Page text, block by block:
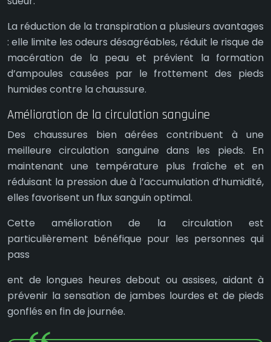
La réduction de la transpiration a plusieurs avantages
: elle limite les odeurs désagréables, réduit le risque de
macération de la peau et prévient la formation
d’ampoules causées par le frottement des pieds
humides contre la chaussure.
Amélioration de la circulation sanguine
Des chaussures bien aérées contribuent à une
meilleure circulation sanguine dans les pieds. En
maintenant une température plus fraîche et en
réduisant la pression due à l’accumulation d’humidité,
elles favorisent un flux sanguin optimal.
Cette amélioration de la circulation est
particulièrement bénéfique pour les personnes qui
pass
ent de longues heures debout ou assises, aidant à
prévenir la sensation de jambes lourdes et de pieds
gonflés en fin de journée.